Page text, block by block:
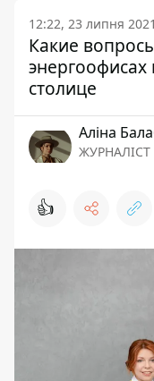
12:22, 23 липня 2021
Какие
энергоофисах
столице
Аліна
ЖУРНАЛІСТ
👍